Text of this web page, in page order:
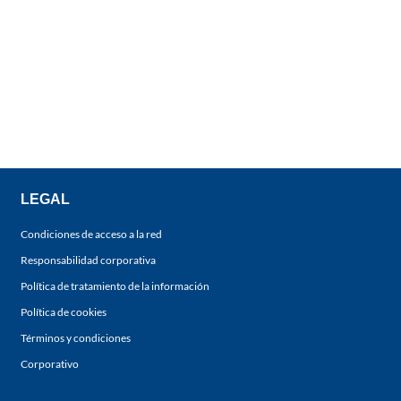
LEGAL
Condiciones de acceso a la red
Responsabilidad corporativa
Política de tratamiento de la información
Política de cookies
Términos y condiciones
Corporativo